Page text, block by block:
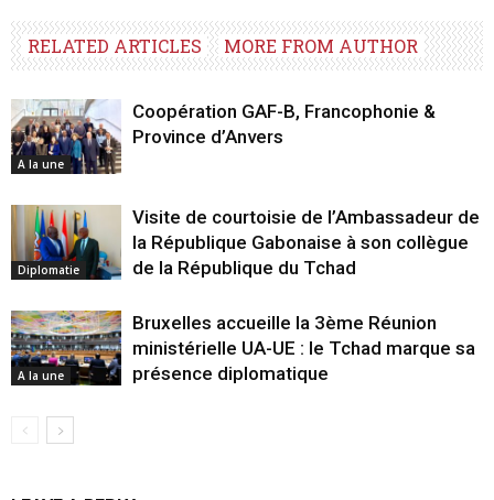
RELATED ARTICLES MORE FROM AUTHOR
A la une
Coopération GAF-B, Francophonie &
Province d’Anvers
Diplomatie
Visite de courtoisie de l’Ambassadeur de
la République Gabonaise à son collègue
de la République du Tchad
A la une
Bruxelles accueille la 3ème Réunion
ministérielle UA-UE : le Tchad marque sa
présence diplomatique